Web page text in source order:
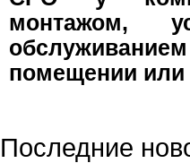
монтажом,
помещении или
Последние